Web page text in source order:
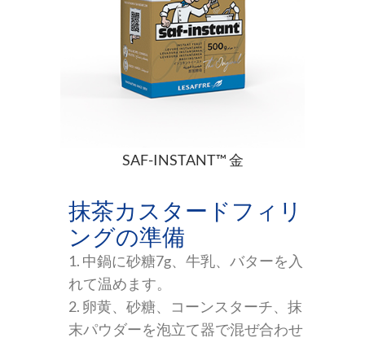
SAF-INSTANT™ 金
抹茶カスタードフィリ
ングの準備
1. 中鍋に砂糖7g、牛乳、バターを入
れて温めます。
2. 卵黄、砂糖、コーンスターチ、抹
末パウダーを泡立て器で混ぜ合わせ